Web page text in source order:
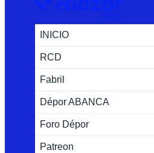
INICIO
RCD
Fabril
Dépor ABANCA
Foro Dépor
Patreon